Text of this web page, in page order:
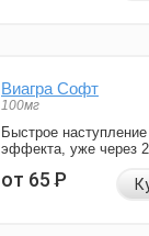
Виагра Софт
100мг
Быстрое наступление
эффекта, уже через
от 65Р